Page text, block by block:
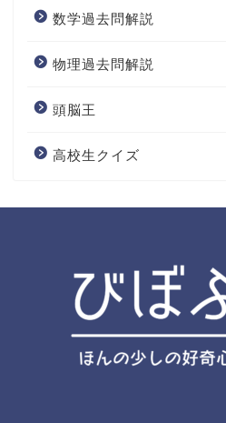
数学過去問解説
物理過去問解説
頭脳王
高校生クイズ